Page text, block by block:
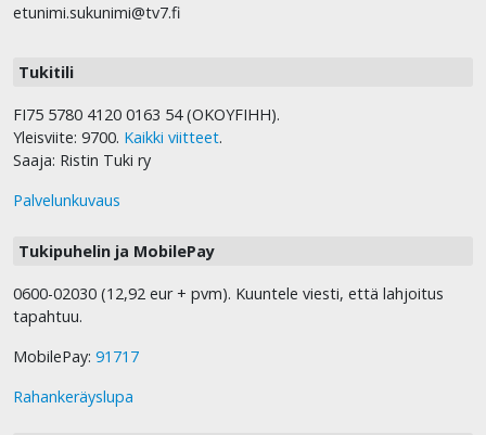
etunimi.sukunimi@tv7.fi
Tukitili
FI75 5780 4120 0163 54 (OKOYFIHH).
Yleisviite: 9700. Kaikki viitteet.
Saaja: Ristin Tuki ry
Palvelunkuvaus
Tukipuhelin ja MobilePay
0600-02030 (12,92 eur + pvm). Kuuntele viesti, että lahjoitus
tapahtuu.
MobilePay: 91717
Rahankeräyslupa